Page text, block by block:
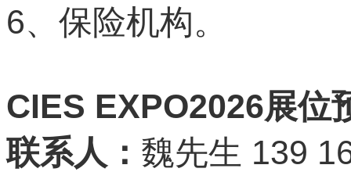
6、保险机构。
CIES EXPO2026展位
联系人： 魏先生 139